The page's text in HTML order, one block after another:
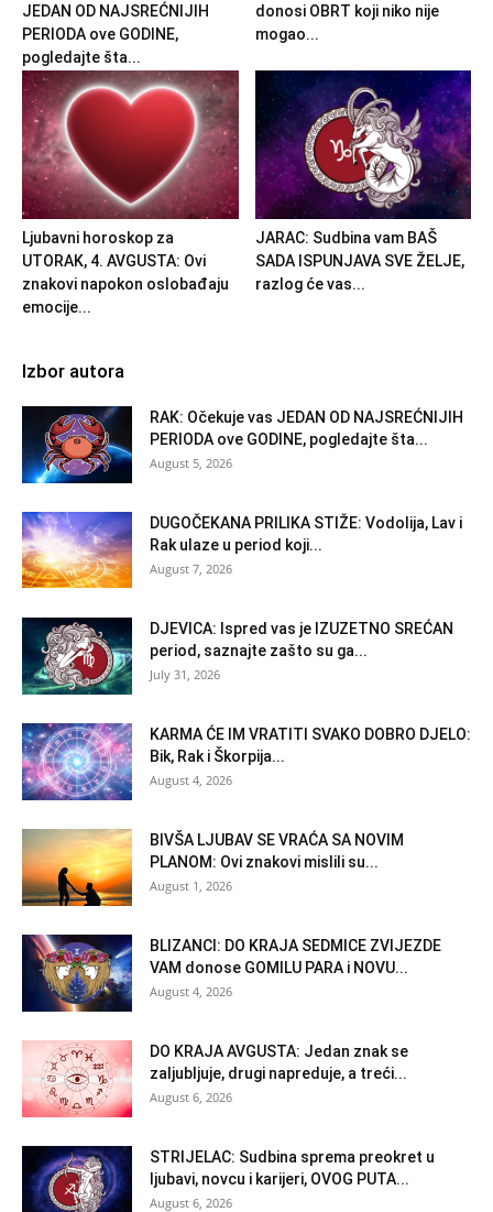
JEDAN OD NAJSREĆNIJIH
PERIODA ove GODINE,
pogledajte šta...
donosi OBRT koji niko nije
mogao...
Ljubavni horoskop za
UTORAK, 4. AVGUSTA: Ovi
znakovi napokon oslobađaju
emocije...
JARAC: Sudbina vam BAŠ
SADA ISPUNJAVA SVE ŽELJE,
razlog će vas...
Izbor autora
RAK: Očekuje vas JEDAN OD NAJSREĆNIJIH
PERIODA ove GODINE, pogledajte šta...
August 5, 2026
DUGOČEKANA PRILIKA STIŽE: Vodolija, Lav i
Rak ulaze u period koji...
August 7, 2026
DJEVICA: Ispred vas je IZUZETNO SREĆAN
period, saznajte zašto su ga...
July 31, 2026
KARMA ĆE IM VRATITI SVAKO DOBRO DJELO:
Bik, Rak i Škorpija...
August 4, 2026
BIVŠA LJUBAV SE VRAĆA SA NOVIM
PLANOM: Ovi znakovi mislili su...
August 1, 2026
BLIZANCI: DO KRAJA SEDMICE ZVIJEZDE
VAM donose GOMILU PARA i NOVU...
August 4, 2026
DO KRAJA AVGUSTA: Jedan znak se
zaljubljuje, drugi napreduje, a treći...
August 6, 2026
STRIJELAC: Sudbina sprema preokret u
ljubavi, novcu i karijeri, OVOG PUTA...
August 6, 2026